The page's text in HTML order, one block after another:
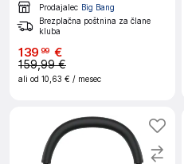
Prodajalec Big Bang
Brezplačna poštnina za člane
kluba
139 99 €
159,99 €
ali od 10,63 € / mesec